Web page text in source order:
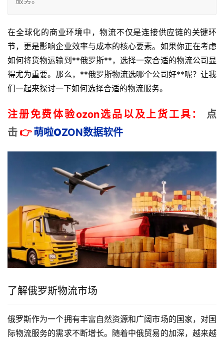
在全球化的商业环境中，物流不仅是连接供应链的关键环
节，更是影响企业效率与成本的核心要素。如果你正在考虑
如何将货物运输到**俄罗斯**，选择一家合适的物流公司显
得尤为重要。那么，**俄罗斯物流选哪个公司好**呢？让我
们一起来探讨一下如何选择合适的物流服务。
注册免费体验ozon选品以及上货工具：
点
击 👉 萌啦OZON数据软件
了解俄罗斯物流市场
俄罗斯作为一个拥有丰富自然资源和广阔市场的国家，对国
际物流服务的需求不断增长。随着中俄贸易的加深，越来越